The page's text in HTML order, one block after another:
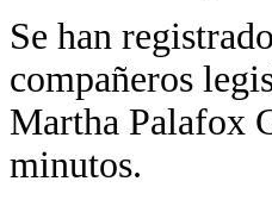
Se han
compañeros
Martha Palafox
minutos.